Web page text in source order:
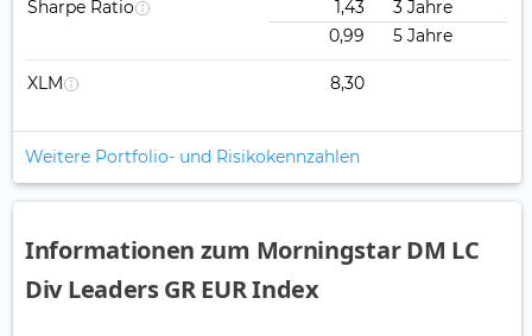
Sharpe Ratio
1,43
3 Jahre
0,99
5 Jahre
XLM 8,30
Weitere Portfolio- und Risikokennzahlen
Informationen zum Morningstar DM LC
Div Leaders GR EUR Index